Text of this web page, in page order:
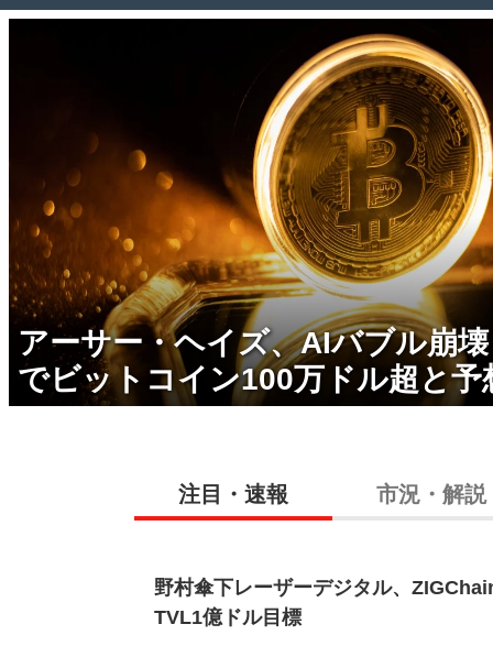
アーサー・ヘイズ、AIバブル崩
でビットコイン100万ドル超と予
注目・速報 市況・解説
野村傘下レーザーデジタル、
TVL1億ドル目標